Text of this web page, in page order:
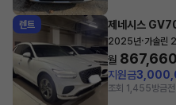
렌트 제네시스
2025년·가솔린
월 867,660
지원금
조회 1,455방금전